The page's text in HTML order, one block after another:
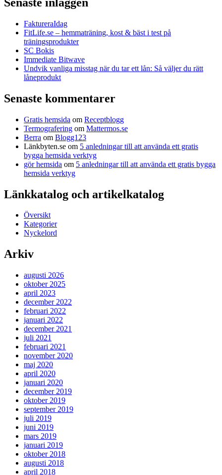
FaktureraIdag
FitLife.se – hemmaträning, kost & bäst i test på
träningsprodukter
SC Bokis
Immediate Bitwave
Undvik vanliga misstag när du tar ett lån: Så väljer du rätt
låneprodukt
Senaste kommentarer
Gratis hemsida om Receptblogg
Termografering om Mattermos.se
Berra om Blogg123
Länkbyten.se om 5 anledningar till att använda ett gratis
bygga hemsida verktyg
gör hemsida om 5 anledningar till att använda ett gratis bygga
hemsida verktyg
Länkkatalog och artikelkatalog
Översikt
Kategorier
Nyckelord
Arkiv
augusti 2026
oktober 2025
april 2023
december 2022
februari 2022
januari 2022
december 2021
juli 2021
februari 2021
november 2020
maj 2020
april 2020
januari 2020
december 2019
oktober 2019
september 2019
juli 2019
juni 2019
mars 2019
januari 2019
oktober 2018
augusti 2018
april 2018